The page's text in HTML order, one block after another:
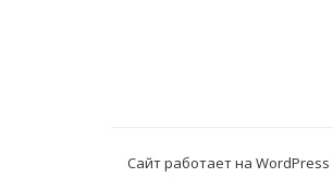
Сайт работает на WordPress